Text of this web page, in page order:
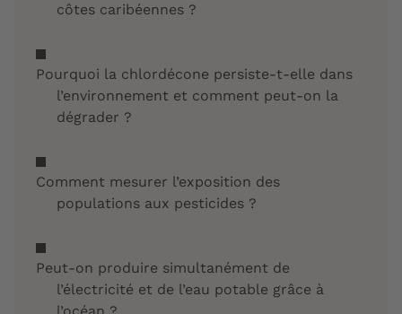
côtes caribéennes ?
Pourquoi la chlordécone persiste-t-elle dans
l’environnement et comment peut-on la
dégrader ?
Comment mesurer l’exposition des
populations aux pesticides ?
Peut-on produire simultanément de
l’électricité et de l’eau potable grâce à